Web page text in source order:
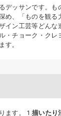
ッサンです。
、「ものを観
イン工芸等どん
・チョーク・ク
す。
ます。 1. 描いたり